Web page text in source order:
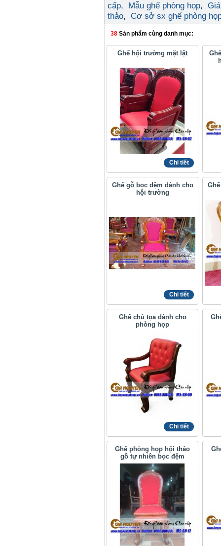
cấp, Mẫu ghế phòng họp,
thảo, Cơ sở sx ghế phòng
38 Sản phẩm cùng danh mục:
Ghế hội trường mặt lật
Chi tiết
Ghế gỗ bọc đệm dành cho
hội trường
Chi tiết
Ghế chủ tọa dành cho
phòng họp
Chi tiết
Ghế phòng họp hội thảo
gỗ tự nhiên bọc đệm